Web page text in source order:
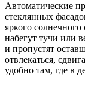
Автоматические
стеклянных
яркого
набегут тучи или
и пропустят
отвлекаться,
удобно там, где в